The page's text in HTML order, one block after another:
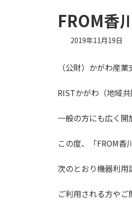
FROM香
2019年11月19日
（公財）かがわ産
RISTかがわ（地域
一般の方にも広く開
この度、「FROM香
次のとおり機器利用
ご利用される方やご